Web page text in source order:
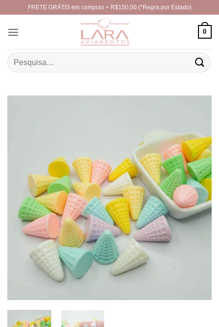
content
FRETE GRÁTIS em compras + R$150,00 (*Regra por Estado)
0
Pesquisar
por: